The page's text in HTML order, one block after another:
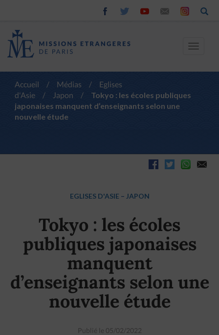
Toggle
Accueil / Médias /
Eglises
d'Asie
/ Japon /
Tokyo : les écoles publiques
japonaises manquent d’enseignants selon une
nouvelle étude
EGLISES D'ASIE – JAPON
Tokyo : les écoles
publiques japonaises
manquent
d’enseignants selon une
nouvelle étude
Publié le 05/02/2022